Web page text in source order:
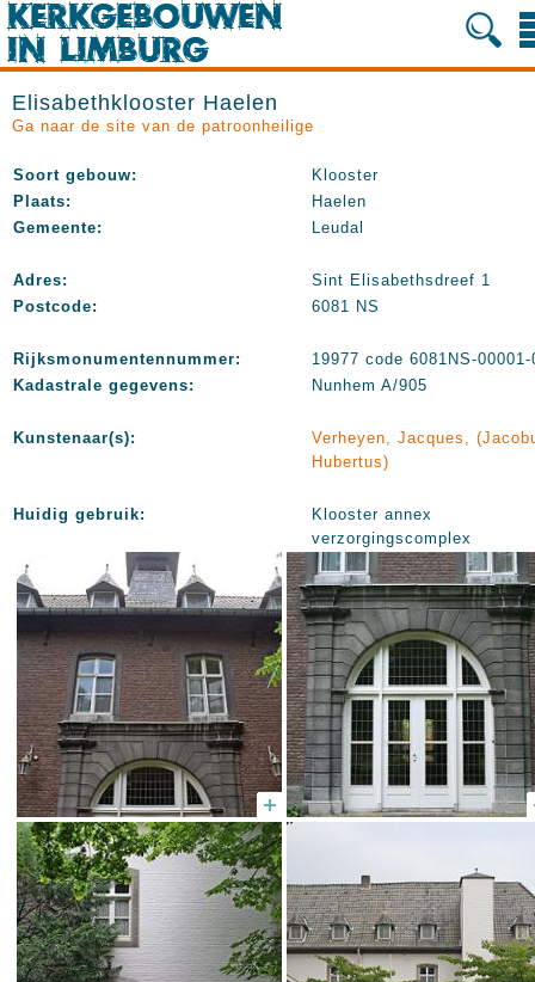
Elisabethklooster Haelen
Ga naar de site van de patroonheilige
Soort gebouw:
Klooster
Plaats:
Haelen
Gemeente:
Leudal
Adres:
Sint Elisabethsdreef 1
Postcode:
6081 NS
Rijksmonumentennummer:
19977 code 6081NS-00001-
Kadastrale gegevens:
Nunhem A/905
Kunstenaar(s):
Verheyen, Jacques,
Hubertus)
Huidig gebruik:
Klooster annex
verzorgingscomplex